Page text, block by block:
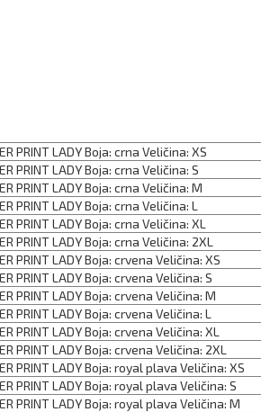
PRINT LADY Boja: crna Veličina: XS
PRINT LADY Boja: crna Veličina: S
PRINT LADY Boja: crna Veličina: M
PRINT LADY Boja: crna Veličina: L
PRINT LADY Boja: crna Veličina: XL
PRINT LADY Boja: crna Veličina: 2XL
PRINT LADY Boja: crvena Veličina: XS
PRINT LADY Boja: crvena Veličina: S
PRINT LADY Boja: crvena Veličina: M
PRINT LADY Boja: crvena Veličina: L
PRINT LADY Boja: crvena Veličina: XL
PRINT LADY Boja: crvena Veličina: 2XL
PRINT LADY Boja: royal plava Veličina: XS
PRINT LADY Boja: royal plava Veličina: S
PRINT LADY Boja: royal plava Veličina: M